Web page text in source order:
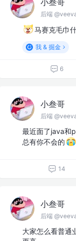
后端
马赛克毛巾
我 & 掘金
6
小叁哥
后端
最近面了java和
总有你不会的
14
小叁哥
后端
大家怎么看普通